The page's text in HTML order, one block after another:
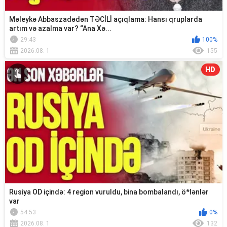
Məleykə Abbaszadədən TƏCİLİ açıqlama: Hansı qruplarda
artım və azalma var? “Ana Xə...
29:43
100%
2026.08. 1
155
HD
Rusiya OD içində: 4 region vuruldu, bina bombalandı, ö*lənlər
var
54:53
0%
2026.08. 1
132